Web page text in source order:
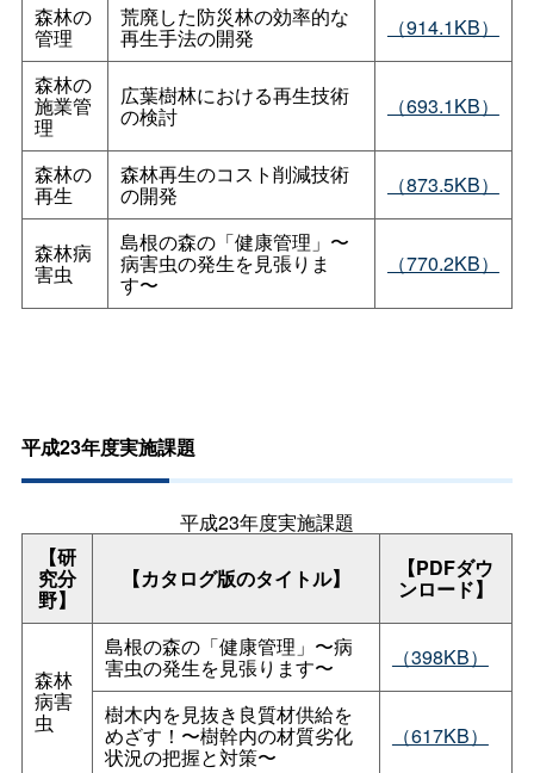
森林の
管理
荒廃した防災林の効率的な
再生手法の開発 （914.1KB）
森林の
施業管
理
広葉樹林における再生技術
の検討 （693.1KB）
森林の
再生
森林再生のコスト削減技術
の開発 （873.5KB）
森林病
害虫
島根の森の「健康管理」〜
病害虫の発生を見張りま
す〜
（770.2KB）
平成23年度実施課題
平成23年度実施課題
【研
究分
野】
【カタログ版のタイトル】 【PDFダウ
ンロード】
森林
病害
虫
島根の森の「健康管理」〜病
害虫の発生を見張ります〜 （398KB）
樹木内を見抜き良質材供給を
めざす！〜樹幹内の材質劣化
状況の把握と対策〜
（617KB）